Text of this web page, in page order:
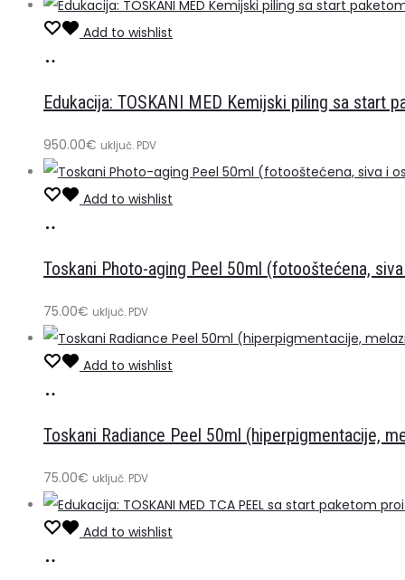
količina
Add to wishlist
košaricu
Edukacija: TOSKANI MED Kemijski piling sa start
950.00€ uključ. PDV
Add to wishlist
košaricu
Toskani Photo-aging Peel 50ml (fotooštećena,
75.00€ uključ. PDV
Add to wishlist
košaricu
Toskani Radiance Peel 50ml (hiperpigmentacije,
75.00€ uključ. PDV
Add to wishlist